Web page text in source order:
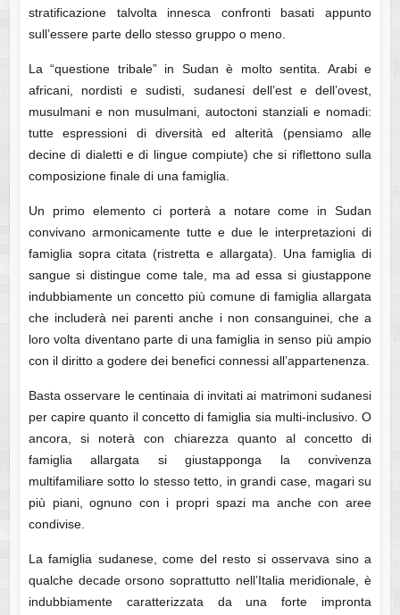
stratificazione talvolta innesca confronti basati appunto
sull’essere parte dello stesso gruppo o meno.
La “questione tribale” in Sudan è molto sentita. Arabi e
africani, nordisti e sudisti, sudanesi dell’est e dell’ovest,
musulmani e non musulmani, autoctoni stanziali e nomadi:
tutte espressioni di diversità ed alterità (pensiamo alle
decine di dialetti e di lingue compiute) che si riflettono sulla
composizione finale di una famiglia.
Un primo elemento ci porterà a notare come in Sudan
convivano armonicamente tutte e due le interpretazioni di
famiglia sopra citata (ristretta e allargata). Una famiglia di
sangue si distingue come tale, ma ad essa si giustappone
indubbiamente un concetto più comune di famiglia allargata
che includerà nei parenti anche i non consanguinei, che a
loro volta diventano parte di una famiglia in senso più ampio
con il diritto a godere dei benefici connessi all’appartenenza.
Basta osservare le centinaia di invitati ai matrimoni sudanesi
per capire quanto il concetto di famiglia sia multi-inclusivo. O
ancora, si noterà con chiarezza quanto al concetto di
famiglia allargata si giustapponga la convivenza
multifamiliare sotto lo stesso tetto, in grandi case, magari su
più piani, ognuno con i propri spazi ma anche con aree
condivise.
La famiglia sudanese, come del resto si osservava sino a
qualche decade orsono soprattutto nell’Italia meridionale, è
indubbiamente caratterizzata da una forte impronta